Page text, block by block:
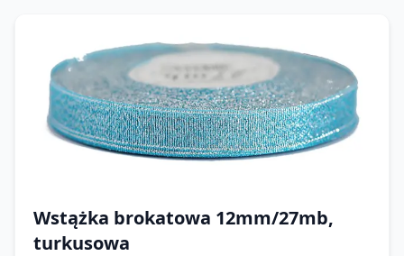
Wstążka brokatowa 12mm/27mb,
turkusowa